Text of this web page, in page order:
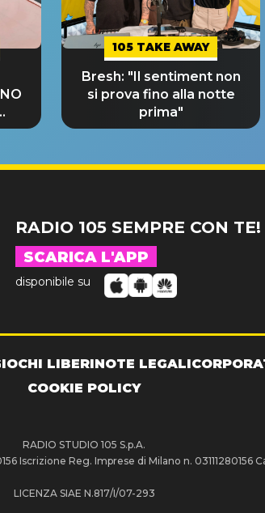
105 TAKE AWAY
Bresh: "Il sentiment non
si prova fino alla notte
prima"
RADIO 105 SEMPRE CON TE!
SCARICA L'APP
disponibile su
LIBERINOTE LEGALI
COOKIE POLICY
RADIO STUDIO 105 S.p.A.
Iscrizione Reg. Imprese di Milano n.
LICENZA SIAE N.817/I/07-293